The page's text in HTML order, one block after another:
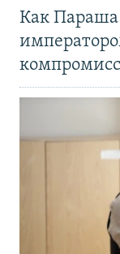
Как Параша